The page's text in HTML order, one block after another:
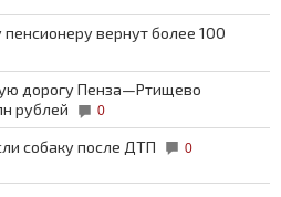
вернут более 100
дорогу Пенза—Ртищево
рублей
0
собаку после ДТП 0